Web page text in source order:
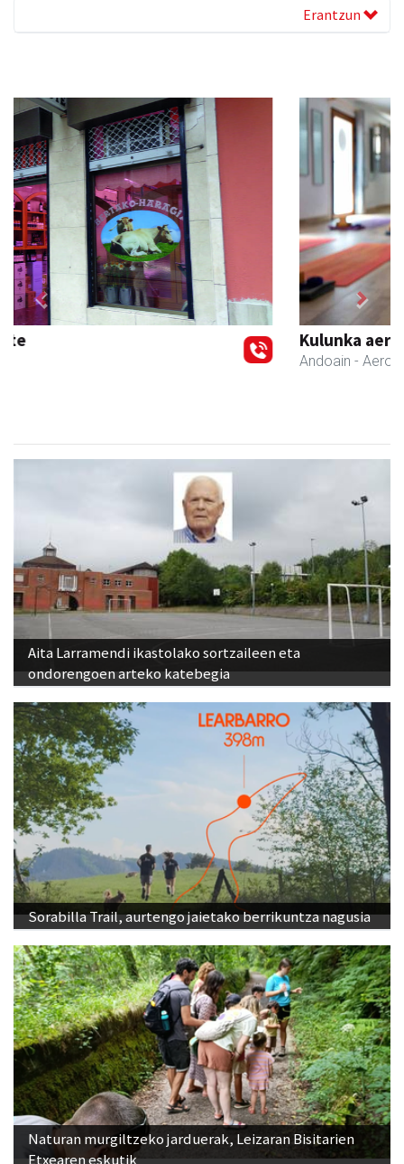
Erantzun
Kulunka aeroyoga zentroa
Previous Next
Aita Larramendi ikastolako sortzaileen eta
ondorengoen arteko katebegia
Sorabilla Trail, aurtengo jaietako berrikuntza nagusia
Naturan murgiltzeko jarduerak, Leizaran Bisitarien
Etxearen eskutik